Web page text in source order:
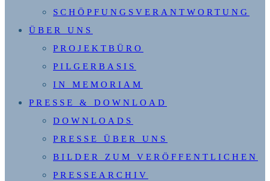
SCHÖPFUNGSVERANTWORTUNG
ÜBER UNS
PROJEKTBÜRO
PILGERBASIS
IN MEMORIAM
PRESSE & DOWNLOAD
DOWNLOADS
PRESSE ÜBER UNS
BILDER ZUM VERÖFFENTLICHEN
PRESSEARCHIV